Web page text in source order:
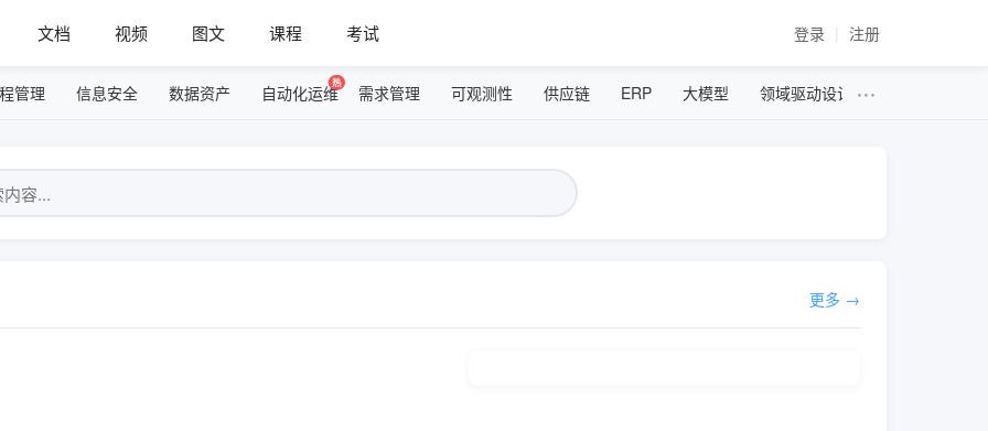
文档 视频 图文 课程 考试 登录 注册
化建设与 IT 管理最佳实践内容平台
管理 信息安全 数据资产 自动化运维热 需求管理 可观测性 供应链 ERP 大模型 领域驱动设计 ···
更多 →